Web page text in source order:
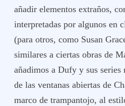
añadir elementos extraños,
interpretadas por algunos en
(para otros, como Susan
similares a ciertas obras de
añadimos a Dufy y sus series
de las ventanas abiertas de
marco de trampantojo, al